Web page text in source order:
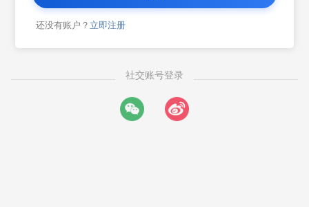
还没有账户？ 立即注册
社交账号登录